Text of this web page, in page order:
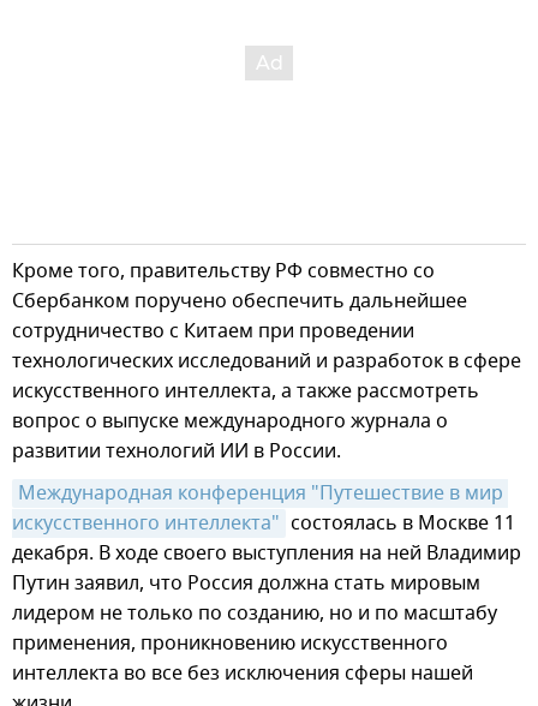
Кроме того, правительству РФ совместно со
Сбербанком поручено обеспечить дальнейшее
сотрудничество с Китаем при проведении
технологических исследований и разработок в сфере
искусственного интеллекта, а также рассмотреть
вопрос о выпуске международного журнала о
развитии технологий ИИ в России.
Международная конференция "Путешествие в мир
искусственного интеллекта" состоялась в Москве 11
декабря. В ходе своего выступления на ней Владимир
Путин заявил, что Россия должна стать мировым
лидером не только по созданию, но и по масштабу
применения, проникновению искусственного
интеллекта во все без исключения сферы нашей